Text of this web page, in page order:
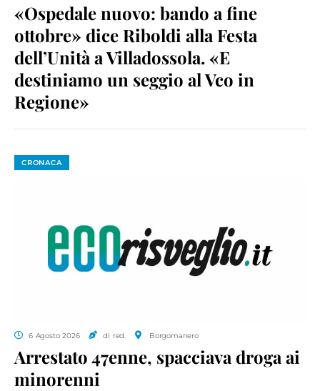
«Ospedale nuovo: bando a fine
ottobre» dice Riboldi alla Festa
dell’Unità a Villadossola. «E
destiniamo un seggio al Vco in
Regione»
CRONACA
6 Agosto 2026 di red. Borgomanero
Arrestato 47enne, spacciava droga ai
minorenni